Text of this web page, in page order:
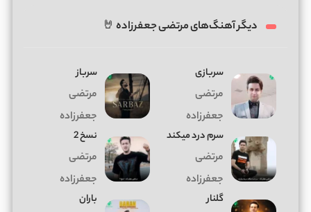
دیگر آهنگ‌های مرتضی جعفرزاده 🤘
سربازی
مرتضی
جعفرزاده
سرباز
مرتضی
جعفرزاده
سرم درد میکند
مرتضی
جعفرزاده
نسخ 2
مرتضی
جعفرزاده
گلنار باران